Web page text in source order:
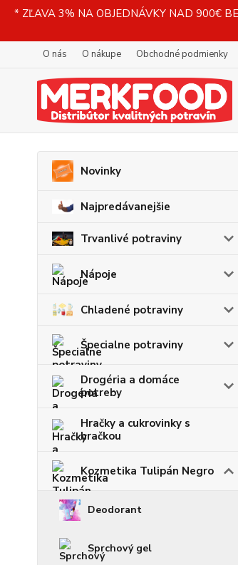
* ZĽAVA 3% NA OBJEDNÁVKY NAD 900€
O nás O nákupe Obchodné podmienky
Novinky
Najpredávanejšie
Trvanlivé potraviny
Nápoje
Chladené potraviny
Špecialne potraviny
Drogéria a domáce
potreby
Hračky a cukrovinky s
hračkou
Kozmetika Tulipán Negro
Deodorant
Sprchový gel